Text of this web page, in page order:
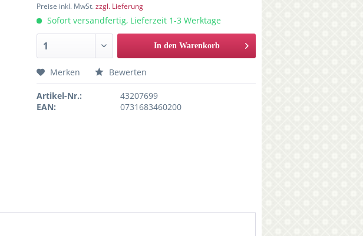
Preise inkl. MwSt.zzgl. Lieferung
Sofort versandfertig, Lieferzeit 1-3 Werktage
In den Warenkorb
Merken Bewerten
Artikel-Nr.:
43207699
EAN:
0731683460200